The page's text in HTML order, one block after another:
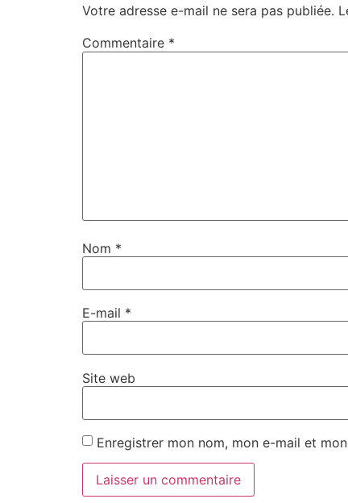
Votre adresse e-mail ne sera pas publiée.
Commentaire *
Nom *
E-mail *
Site web
Enregistrer mon nom, mon e-mail et